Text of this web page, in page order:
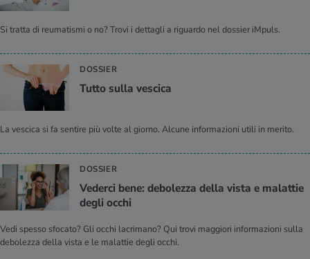
Si tratta di reumatismi o no? Trovi i dettagli a riguardo nel dossier iMpuls.
DOSSIER
Tutto sulla ve­sci­ca
La vescica si fa sentire più volte al giorno. Alcune informazioni utili in merito.
DOSSIER
Ve­der­ci bene: de­bo­lez­za della vista e ma­lat­tie
degli occhi
Vedi spesso sfocato? Gli occhi lacrimano? Qui trovi maggiori informazioni sulla
debolezza della vista e le malattie degli occhi.